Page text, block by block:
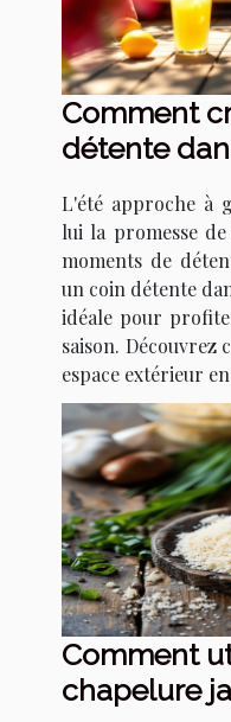
Comment
détente
L'été approche à
lui la promesse
moments de
un coin détente
idéale pour
saison.
espace extérieur
Comment
chapelure